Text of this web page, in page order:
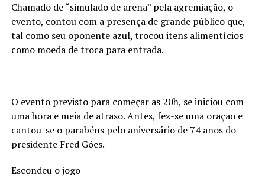
Chamado de “simulado de arena” pela agremiação, o
evento, contou com a presença de grande público que,
tal como seu oponente azul, trocou itens alimentícios
como moeda de troca para entrada.
O evento previsto para começar as 20h, se iniciou com
uma hora e meia de atraso. Antes, fez-se uma oração e
cantou-se o parabéns pelo aniversário de 74 anos do
presidente Fred Góes.
Escondeu o jogo